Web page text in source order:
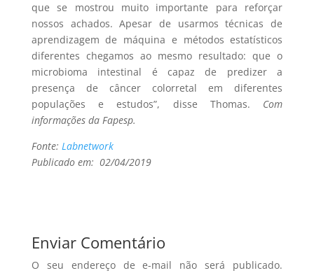
que se mostrou muito importante para reforçar
nossos achados. Apesar de usarmos técnicas de
aprendizagem de máquina e métodos estatísticos
diferentes chegamos ao mesmo resultado: que o
microbioma intestinal é capaz de predizer a
presença de câncer colorretal em diferentes
populações e estudos”, disse Thomas. Com
informações da Fapesp.
Fonte: Labnetwork
Publicado em: 02/04/2019
Enviar Comentário
O seu endereço de e-mail não será publicado.